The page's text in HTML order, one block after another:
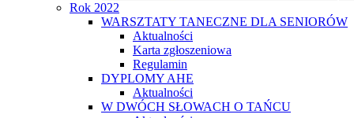
Rok 2022
WARSZTATY TANECZNE DLA SENIORÓW
Aktualności
Karta zgłoszeniowa
Regulamin
DYPLOMY AHE
Aktualności
W DWÓCH SŁOWACH O TAŃCU